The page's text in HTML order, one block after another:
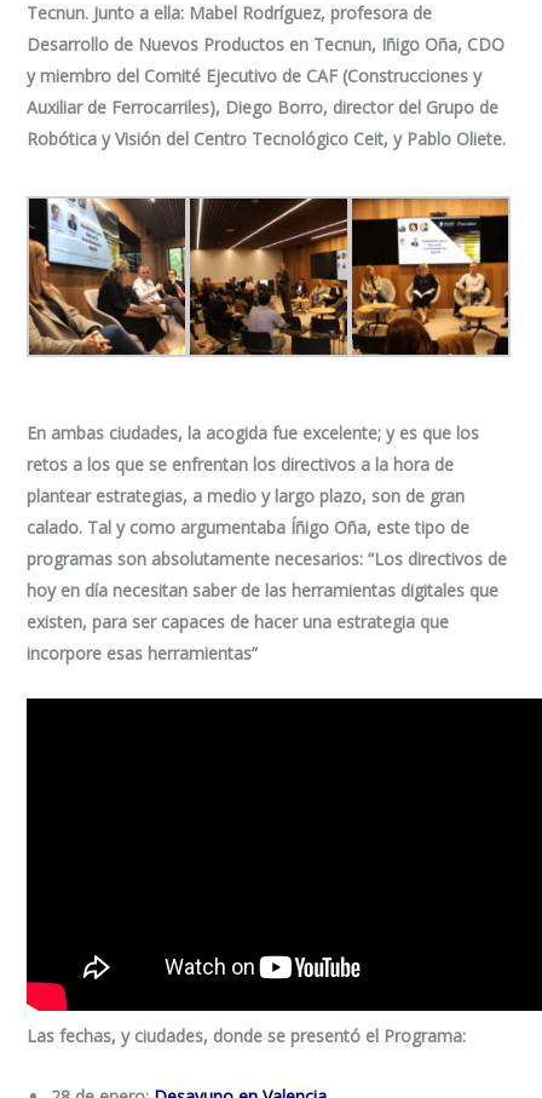
Tecnun. Junto a ella: Mabel Rodríguez, profesora de
Desarrollo de Nuevos Productos en Tecnun, Iñigo Oña, CDO
y miembro del Comité Ejecutivo de CAF (Construcciones y
Auxiliar de Ferrocarriles), Diego Borro, director del Grupo de
Robótica y Visión del Centro Tecnológico Ceit, y Pablo Oliete.
En ambas ciudades, la acogida fue excelente; y es que los
retos a los que se enfrentan los directivos a la hora de
plantear estrategias, a medio y largo plazo, son de gran
calado. Tal y como argumentaba Íñigo Oña, este tipo de
programas son absolutamente necesarios:“Los directivos de
hoy en día necesitan saber de las herramientas digitales que
existen, para ser capaces de hacer una estrategia que
incorpore esas herramientas”
Las fechas, y ciudades, donde se presentó el Programa: